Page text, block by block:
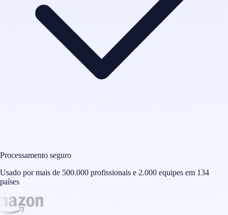
Processamento seguro
Usado por mais de 500.000 profissionais e 2.000 equipes em 134
países